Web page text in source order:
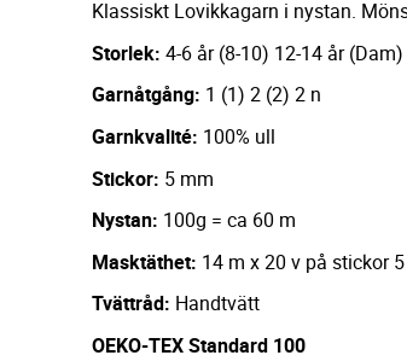
Klassiskt Lovikkagarn i nystan.
Storlek: 4-6 år (8-10) 12-14 år (Dam)
Garnåtgång: 1 (1) 2 (2) 2 n
Garnkvalité: 100% ull
Stickor: 5 mm
Nystan: 100g = ca 60 m
Masktäthet: 14 m x 20 v på stickor
Tvättråd: Handtvätt
OEKO-TEX Standard 100